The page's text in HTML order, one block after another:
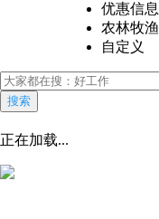
优惠信息
农林牧渔
自定义
搜索
正在加载...